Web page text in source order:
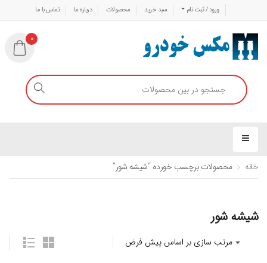
ورود / ثبت نام سبد خرید محصولات درباره ما تماس با ما
0
خانه محصولات برچسب خورده “شیشه شور”
شیشه شور